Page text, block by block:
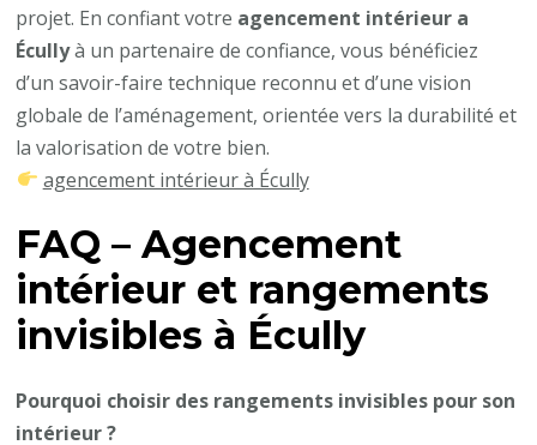
projet. En confiant votre agencement intérieur a
Écullyà un partenaire de confiance, vous bénéficiez
d’un savoir-faire technique reconnu et d’une vision
globale de l’aménagement, orientée vers la durabilité et
la valorisation de votre bien.
agencement intérieur à Écully
FAQ – Agencement
intérieur et rangements
invisibles à Écully
Pourquoi choisir des rangements invisibles pour son
intérieur ?